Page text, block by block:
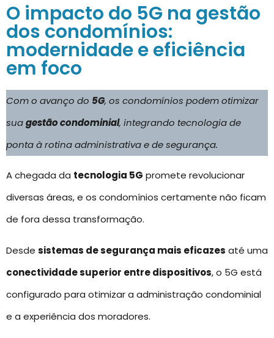
O impacto do 5G na gestão
dos condomínios:
modernidade e eficiência
em foco
Com o avanço do 5G, os condomínios podem otimizar
suagestão condominial, integrando tecnologia de
ponta à rotina administrativa e de segurança.
A chegada da tecnologia 5G promete revolucionar
diversas áreas, e os condomínios certamente não ficam
de fora dessa transformação.
Desde sistemas de segurança mais eficazes até uma
conectividade superior entre dispositivos, o 5G está
configurado para otimizar a administração condominial
e a experiência dos moradores.